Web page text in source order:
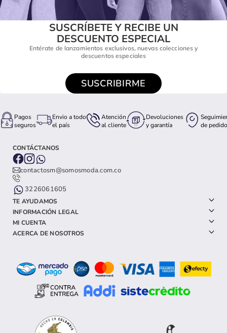
SUSCRÍBETE Y RECIBE UN
DESCUENTO ESPECIAL
Entérate de lanzamientos exclusivos, nuevas colecciones y
descuentos especiales
SUSCRIBIRME
Pagos
seguros
Envio a todo
el país
Atención
al cliente
Devoluciones
y garantía
de pedido
CONTÁCTANOS
contactosm@somosmoda.com.co
3226061605
TE AYUDAMOS
INFORMACIÓN LEGAL
MI CUENTA
ACERCA DE NOSOTROS